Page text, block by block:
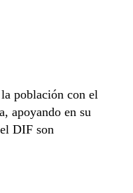
población con el
apoyando en su
DIF son